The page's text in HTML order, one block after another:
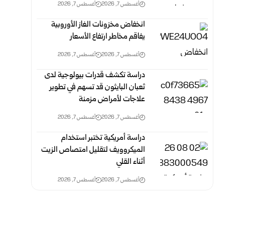
أغسطس 7, 2026 أغسطس 7, 2026
انخفاض مخزونات الغاز الأوروبية
يفاقم مخاطر ارتفاع الأسعار
أغسطس 7, 2026 أغسطس 7, 2026
دراسة تكشف قدرات بيولوجية لدى
ثعبان البايثون قد تسهم في تطوير
علاجات لأمراض مزمنة
أغسطس 7, 2026 أغسطس 7, 2026
دراسة أمريكية تختبر استخدام
الميكروويف لتقليل امتصاص الزيت
أثناء القلي
أغسطس 7, 2026 أغسطس 7, 2026